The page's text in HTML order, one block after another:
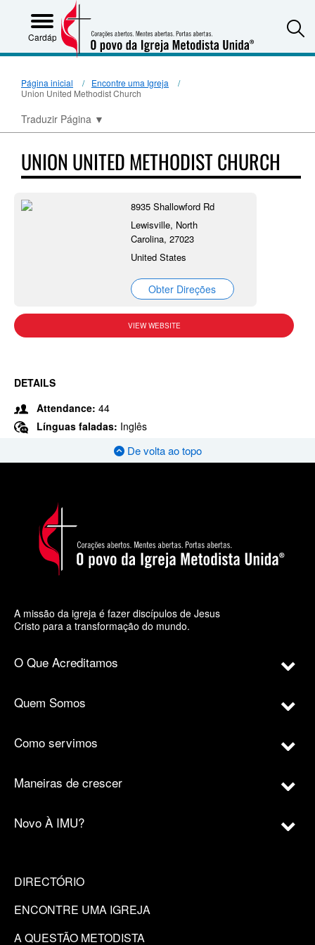
Cardápio
Página inicial
Encontre uma Igreja
Union United Methodist Church
Traduzir Página ▼
UNION UNITED METHODIST CHURCH
8935 Shallowford Rd
Lewisville, North
Carolina, 27023
United States
Obter Direções
VIEW WEBSITE
DETAILS
Attendance: 44
Línguas faladas: Inglês
De volta ao topo
A missão da igreja é fazer discípulos de Jesus
Cristo para a transformação do mundo.
O Que Acreditamos
Quem Somos
Como servimos
Maneiras de crescer
Novo À IMU?
DIRECTÓRIO
ENCONTRE UMA IGREJA
A QUESTÃO METODISTA